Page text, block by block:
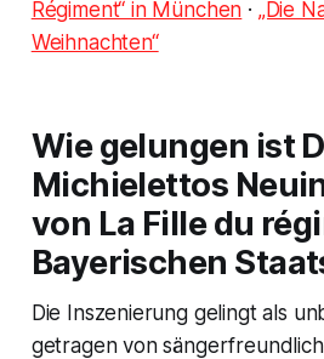
Régiment“ in München · „Die
Weihnachten“
Wie gelungen ist
Michielettos
von La Fille du
Bayerischen
Die Inszenierung gelingt als
getragen von